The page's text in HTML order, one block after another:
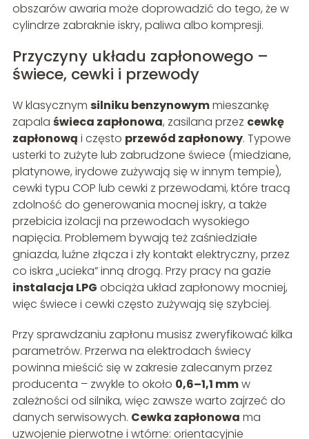
obszarów awaria może doprowadzić do tego, że w
cylindrze zabraknie iskry, paliwa albo kompresji.
Przyczyny układu zapłonowego –
świece, cewki i przewody
W klasycznym silniku benzynowymmieszankę
zapala świeca zapłonowa, zasilana przez cewkę
zapłonową i często przewód zapłonowy. Typowe
usterki to zużyte lub zabrudzone świece (miedziane,
platynowe, irydowe zużywają się w innym tempie),
cewki typu COP lub cewki z przewodami, które tracą
zdolność do generowania mocnej iskry, a także
przebicia izolacji na przewodach wysokiego
napięcia. Problemem bywają też zaśniedziałe
gniazda, luźne złącza i zły kontakt elektryczny, przez
co iskra „ucieka” inną drogą. Przy pracy na gazie
instalacja LPG obciąża układ zapłonowy mocniej,
więc świece i cewki często zużywają się szybciej.
Przy sprawdzaniu zapłonu musisz zweryfikować kilka
parametrów. Przerwa na elektrodach świecy
powinna mieścić się w zakresie zalecanym przez
producenta – zwykle to około 0,6–1,1 mmw
zależności od silnika, więc zawsze warto zajrzeć do
danych serwisowych. Cewka zapłonowa ma
uzwojenie pierwotne i wtórne: orientacyjnie